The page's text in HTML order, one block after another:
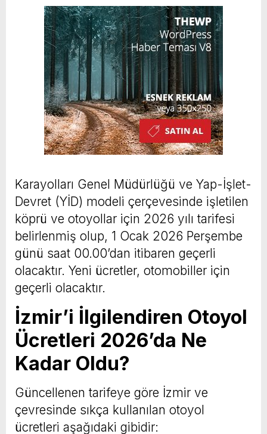
Karayolları Genel Müdürlüğü ve Yap-İşlet-
Devret (YİD) modeli çerçevesinde işletilen
köprü ve otoyollar için 2026 yılı tarifesi
belirlenmiş olup, 1 Ocak 2026 Perşembe
günü saat 00.00’dan itibaren geçerli
olacaktır. Yeni ücretler, otomobiller için
geçerli olacaktır.
İzmir’i İlgilendiren Otoyol
Ücretleri 2026’da Ne
Kadar Oldu?
Güncellenen tarifeye göre İzmir ve
çevresinde sıkça kullanılan otoyol
ücretleri aşağıdaki gibidir: